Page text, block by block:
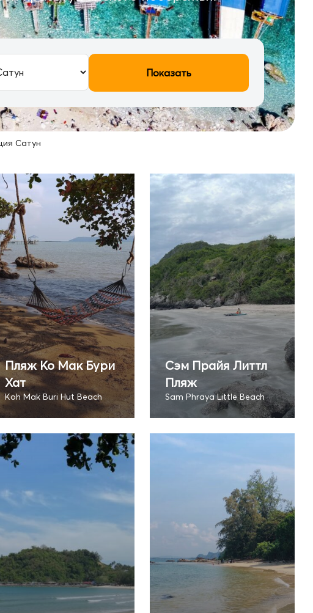
Показать
Сатун
Пляж Ко Мак Бури
Хат
Koh Mak Buri Hut Beach
Сэм Прайя Литтл
Пляж
Sam Phraya Little Beach